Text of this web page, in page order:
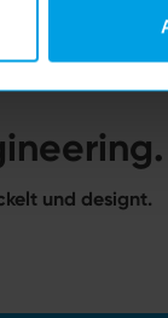
und designt.